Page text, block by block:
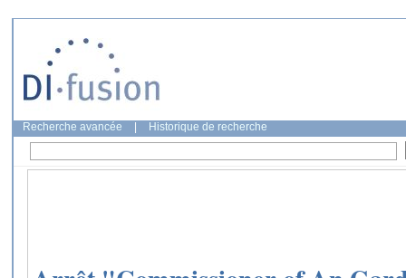
Recherche avancée Historique de recherche